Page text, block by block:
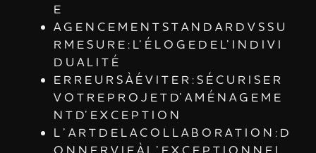
E
A G E N C E M E N T S T A N D A R D V S S U
R M E S U R E : L’ É L O G E D E L’ I N D I V I
D U A L I T É
E R R E U R S À É V I T E R : S É C U R I S E R
V O T R E P R O J E T D’ A M É N A G E M E
N T D’ E X C E P T I O N
L ’ A R T D E L A C O L L A B O R A T I O N : D
O N N E R V I E À L ’ E X C E P T I O N N E L